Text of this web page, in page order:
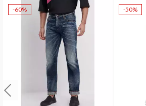
-60% -50%